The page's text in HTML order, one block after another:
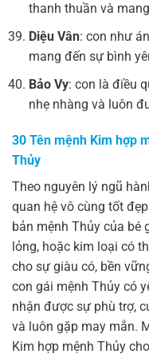
thanh thuần và
Diệu Vân: con như
mang đến sự bình
Bảo Vy: con là điều
nhẹ nhàng và luôn
30 Tên mệnh Kim hợp
Thủy
Theo nguyên lý ngũ
quan hệ vô cùng tốt
bản mệnh Thủy của bé
lỏng, hoặc kim loại có
cho sự giàu có, bền
con gái mệnh Thủy có
nhận được sự phù trợ,
và luôn gặp may mắn.
Kim hợp mệnh Thủy